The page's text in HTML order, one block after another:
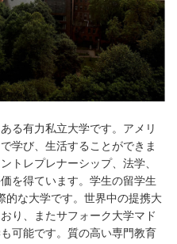
る有力私立大学です。アメリ
学び、生活することができま
トレプレナーシップ、法学、
を得ています。学生の留学生
的な大学です。世界中の提携大
り、またサフォーク大学マド
可能です。質の高い専門教育